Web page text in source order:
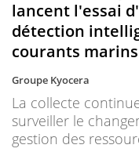
lancent l'essai
détection
courants marins
Groupe Kyocera
La collecte
surveiller le
gestion des